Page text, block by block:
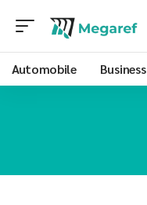
Automobile Business